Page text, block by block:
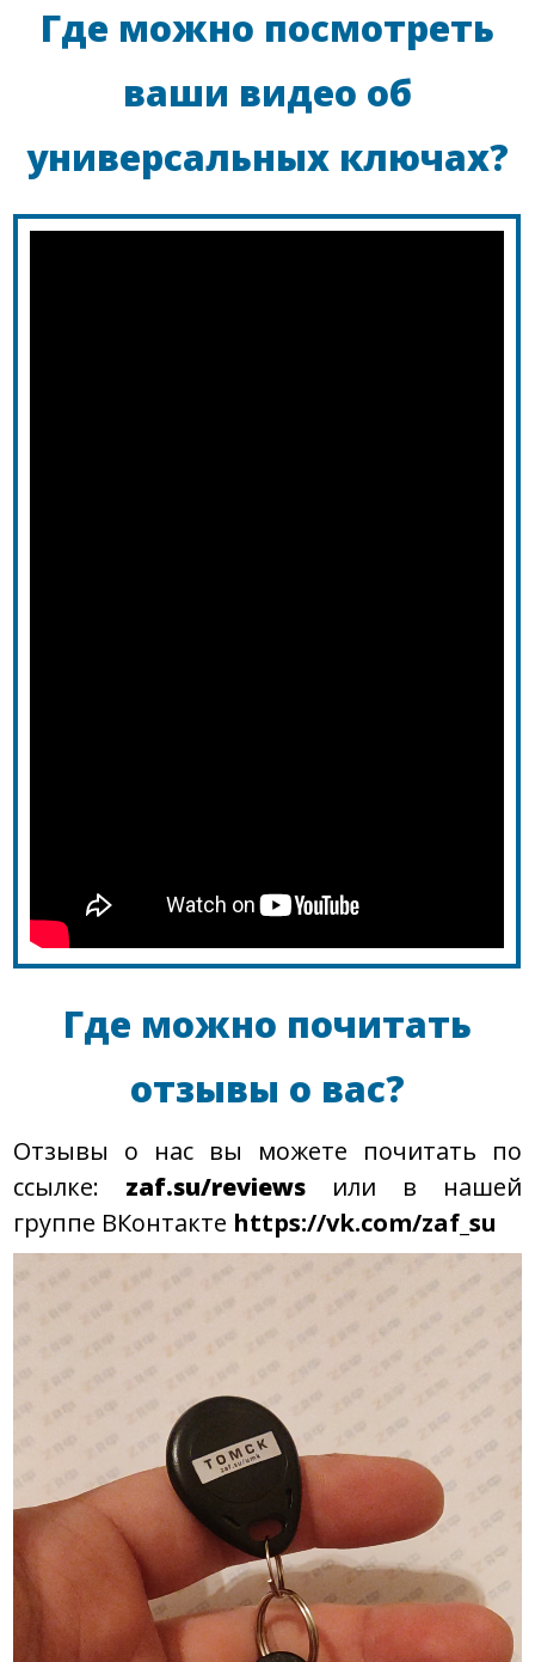
Где можно посмотреть
ваши видео об
универсальных ключах?
Где можно почитать
отзывы о вас?
Отзывы о нас вы можете почитать по
ссылке: zaf.su/reviews или в нашей
группе ВКонтакте https://vk.com/zaf_su